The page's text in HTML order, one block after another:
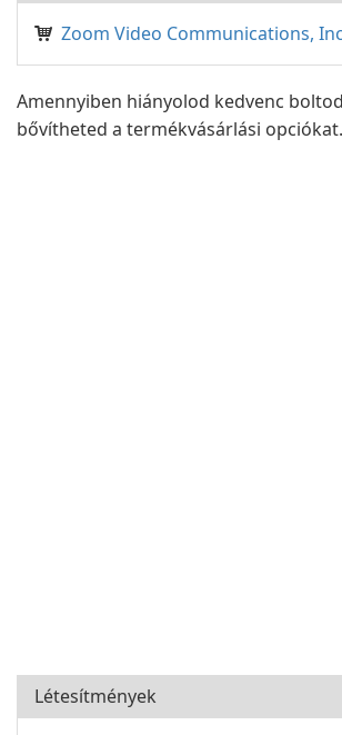
Zoom Video Communications,
Amennyiben hiányolod kedvenc
bővítheted a termékvásárlási opciókat.
Létesítmények